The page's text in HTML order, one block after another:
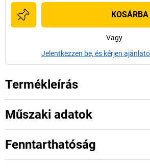
KOSÁRBA
Vagy
Jelentkezzen be, és kérjen
Termékleírás
Műszaki adatok
Fenntarthatóság